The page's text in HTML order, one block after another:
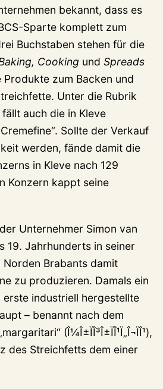
bekannt, dass es
Sparte komplett zum
Buchstaben stehen für die
Cooking und Spreads
Produkte zum Backen und
Unter die Rubrik
auch die in Kleve
Sollte der Verkauf
werden, fände damit die
in Kleve nach 129
Konzern kappt seine
Unternehmer Simon van
19. Jahrhunderts in seiner
Norden Brabants damit
zu produzieren. Damals ein
erste industriell hergestellte
– benannt nach dem
(Î¼Î±ÏÎ³Î±ÏÎ¹Ï„Î¬ÏÎ¹),
des Streichfetts dem einer